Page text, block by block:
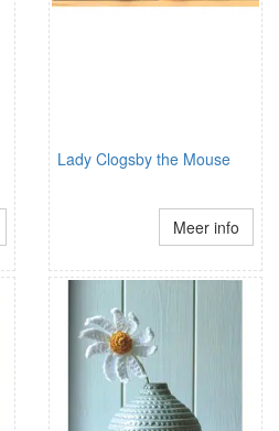
Lady Clogsby the Mouse
Meer info